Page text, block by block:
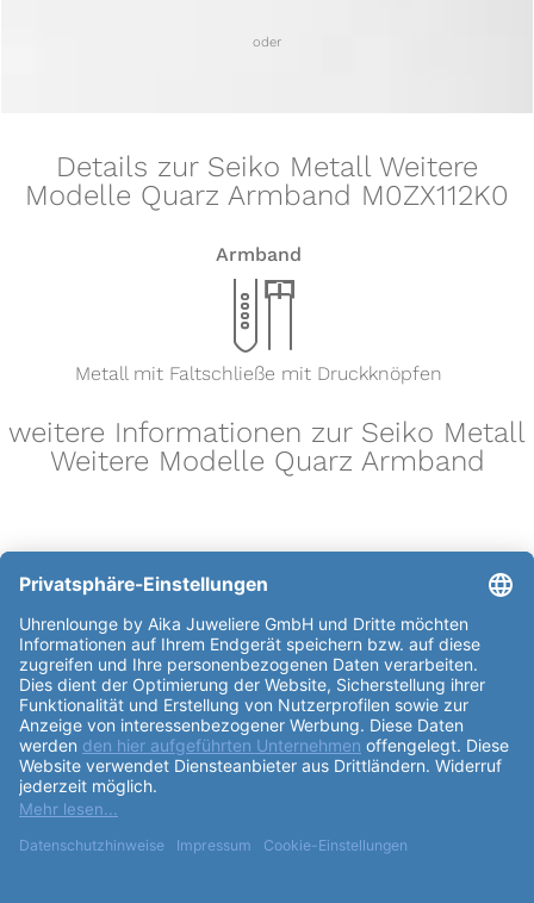
oder
Details zur Seiko Metall Weitere
Modelle Quarz Armband M0ZX112K0
Armband
x
Metall mit Faltschließe mit Druckknöpfen
weitere Informationen zur Seiko Metall
Weitere Modelle Quarz Armband